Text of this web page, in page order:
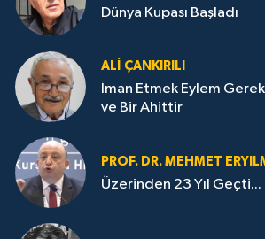
Dünya Kupası Başladı
ALI ÇANKIRILI
İman Etmek Eylem
ve Bir Ahittir
PROF. DR. MEHMET
Üzerinden 23 Yıl Geçti...